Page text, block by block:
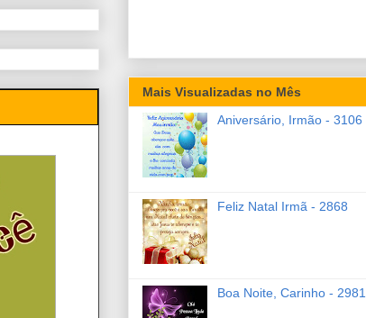
Mais Visualizadas no Mês
Aniversário, Irmão - 3106
Feliz Natal Irmã - 2868
Boa Noite, Carinho - 2981